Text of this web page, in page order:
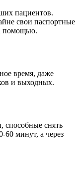
пациентов.
свои паспортные
помощью.
время, даже
и выходных.
способные снять
60 минут, а через